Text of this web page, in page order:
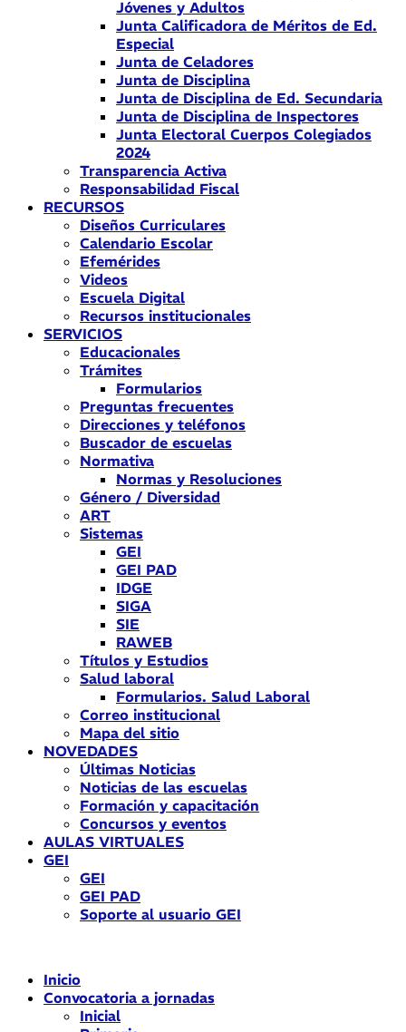
Jóvenes y Adultos
Junta Calificadora de Méritos de Ed.
Especial
Junta de Celadores
Junta de Disciplina
Junta de Disciplina de Ed. Secundaria
Junta de Disciplina de Inspectores
Junta Electoral Cuerpos Colegiados
2024
Transparencia Activa
Responsabilidad Fiscal
RECURSOS
Diseños Curriculares
Calendario Escolar
Efemérides
Videos
Escuela Digital
Recursos institucionales
SERVICIOS
Educacionales
Trámites
Formularios
Preguntas frecuentes
Direcciones y teléfonos
Buscador de escuelas
Normativa
Normas y Resoluciones
Género / Diversidad
ART
Sistemas
GEI
GEI PAD
IDGE
SIGA
SIE
RAWEB
Títulos y Estudios
Salud laboral
Formularios. Salud Laboral
Correo institucional
Mapa del sitio
NOVEDADES
Últimas Noticias
Noticias de las escuelas
Formación y capacitación
Concursos y eventos
AULAS VIRTUALES
GEI
GEI
GEI PAD
Soporte al usuario GEI
Inicio
Convocatoria a jornadas
Inicial